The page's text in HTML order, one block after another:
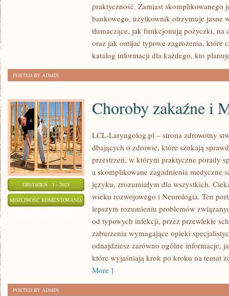
praktyczność. Zamiast skomplikowanego
bankowego, użytkownik otrzymuje jasne
tłumaczące, jak funkcjonują pożyczki, na
oraz jak omijać typowe zagrożenia, które
katalog informacji dla każdego, kto
POSTED BY ADMIN
GRUDZIEŃ - 1 - 2025
MOŻLIWOŚĆ KOMENTOWANIA CHOROBY
ZAKAŹNE
MEDYCYNA
Choroby zakaźne i
LCL-Laryngolog.pl – strona zdrowotny
dbających o zdrowie, które szukają
przestrzeń, w którym praktyczne porady
a skomplikowane zagadnienia medyczne
języku, zrozumiałym dla wszystkich.
wieku rozwojowego i Neurologia. Ten
lepszym rozumieniu problemów
od typowych infekcji, przez przewlekłe
zaburzenia wymagające opieki
odnajdziesz zarówno ogólne informacje,
które wyjaśniają krok po kroku na temat
More ]
POSTED BY ADMIN